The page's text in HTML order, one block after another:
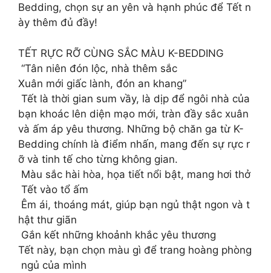
Bedding, chọn sự an yên và hạnh phúc để Tết n
ày thêm đủ đầy!
TẾT RỰC RỠ CÙNG SẮC MÀU K-BEDDING
“Tân niên đón lộc, nhà thêm sắc
Xuân mới giấc lành, đón an khang”
Tết là thời gian sum vầy, là dịp để ngôi nhà của
bạn khoác lên diện mạo mới, tràn đầy sắc xuân
và ấm áp yêu thương. Những bộ chăn ga từ K-
Bedding chính là điểm nhấn, mang đến sự rực r
ỡ và tinh tế cho từng không gian.
Màu sắc hài hòa, họa tiết nổi bật, mang hơi thở
Tết vào tổ ấm
Êm ái, thoáng mát, giúp bạn ngủ thật ngon và t
hật thư giãn
Gắn kết những khoảnh khắc yêu thương
Tết này, bạn chọn màu gì để trang hoàng phòng
ngủ của mình